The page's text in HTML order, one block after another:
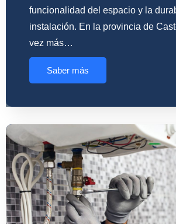
funcionalidad del espacio y la
instalación. En la provincia de
vez más…
Saber más